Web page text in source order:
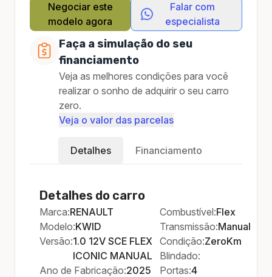
Negociar este
modelo agora
Falar com
especialista
Faça a simulação do seu
financiamento
Veja as melhores condições para você
realizar o sonho de adquirir o seu carro
zero.
Veja o valor das parcelas
Detalhes Financiamento
Detalhes do carro
Marca:RENAULT
Modelo:KWID
Versão:1.0 12V SCE FLEX
ICONIC MANUAL
Ano de Fabricação:2025
Combustível:Flex
Transmissão:Manual
Condição:ZeroKm
Blindado:
Portas:4